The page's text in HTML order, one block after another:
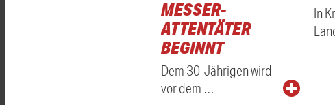
ESSER-A
TTENTÄTER B
EGINNT
Dem 30-Jährigen wird
vor dem …
In